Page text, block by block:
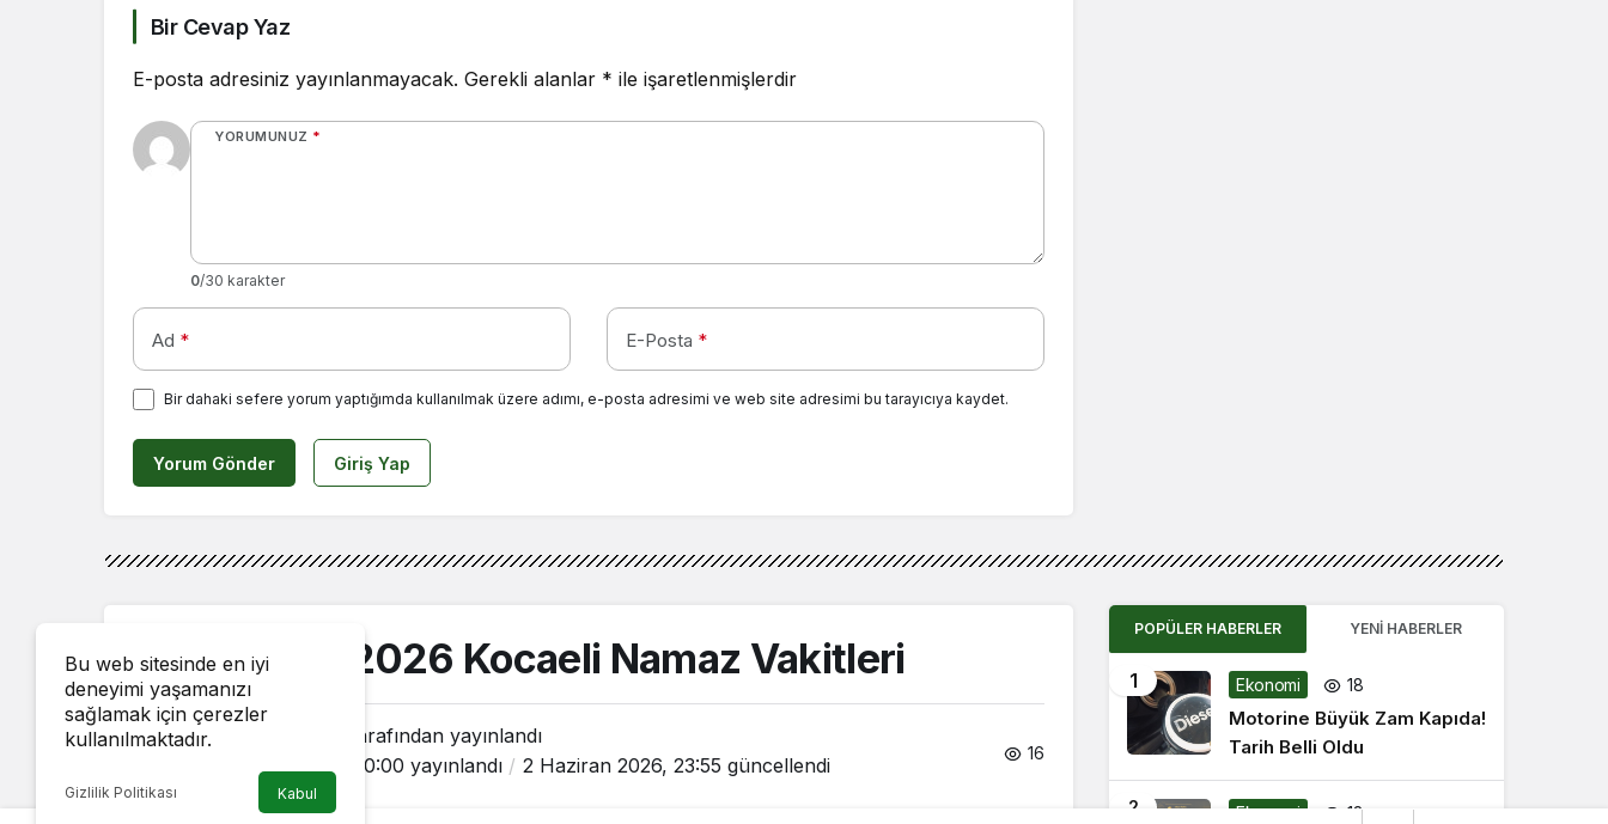
Bir Cevap Yaz
E-posta adresiniz yayınlanmayacak. Gerekli alanlar * ile işaretlenmişlerdir
YORUMUNUZ *
0/30 karakter
Ad * E-Posta *
Bir dahaki sefere yorum yaptığımda kullanılmak üzere adımı, e-posta adresimi ve web site adresimi bu tarayıcıya kaydet.
Yorum Gönder Giriş Yap
02 Haziran 2026 Kocaeli Namaz Vakitleri
Gundem41.com
tarafından yayınlandı
2 Haziran 2026, 00:00 yayınlandı 2 Haziran 2026, 23:55 güncellendi
16
POPÜLER HABERLER YENI HABERLER
1 Ekonomi 18
Motorine Büyük Zam Kapıda!
Tarih Belli Oldu
2 Ekonomi 18
Bu web sitesinde en iyi
deneyimi yaşamanızı
sağlamak için çerezler
kullanılmaktadır.
Gizlilik Politikası Kabul